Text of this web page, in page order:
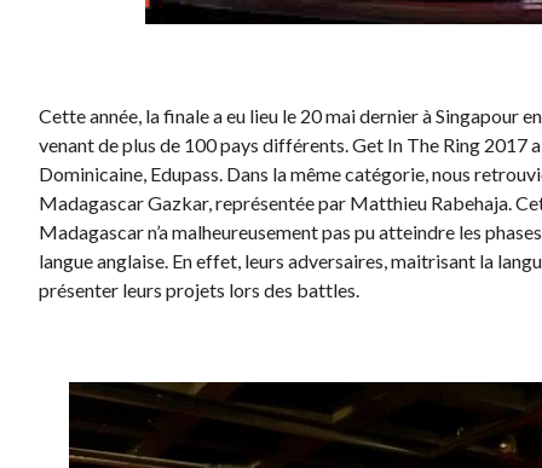
Cette année, la finale a eu lieu le 20 mai dernier à Singapour
venant de plus de 100 pays différents. Get In The Ring 2017
Dominicaine, Edupass. Dans la même catégorie, nous
Madagascar Gazkar, représentée par Matthieu Rabehaja.
Madagascar n’a malheureusement pas pu atteindre les
langue anglaise. En effet, leurs adversaires, maitrisant la
présenter leurs projets lors des battles.